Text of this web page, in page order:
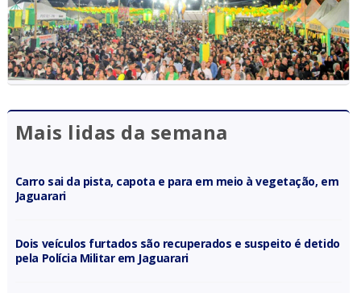
Mais lidas da semana
Carro sai da pista, capota e para em meio à vegetação, em
Jaguarari
Dois veículos furtados são recuperados e suspeito é detido
pela Polícia Militar em Jaguarari